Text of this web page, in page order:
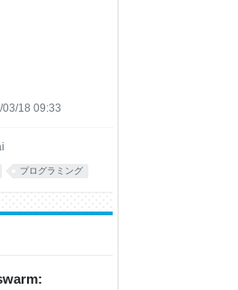
18 09:33
プログラミング